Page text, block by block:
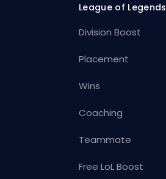
League of Legends
Division Boost
Placement
Wins
Coaching
Teammate
Free LoL Boost